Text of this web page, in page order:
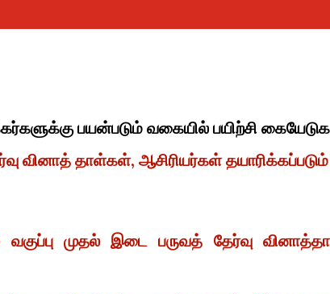
பயன்படும் வகையில் பயிற்சி
வினாத் தாள்கள், ஆசிரியர்கள் தயாரிக்கப்படும்
முதல் இடை பருவத் தேர்வு